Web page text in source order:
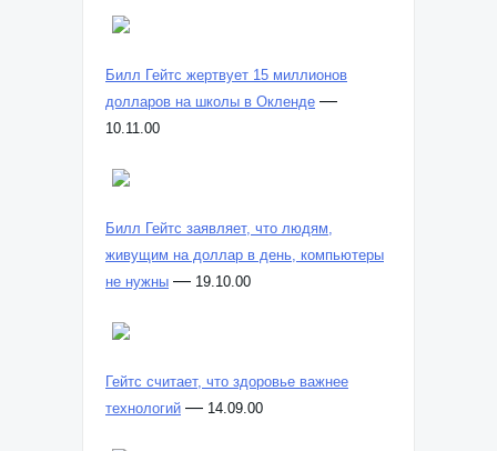
Билл Гейтс жертвует 15 миллионов
долларов на школы в Окленде
Билл Гейтс заявляет, что людям,
живущим на доллар в день, компьютеры
не нужны
Гейтс считает, что здоровье важнее